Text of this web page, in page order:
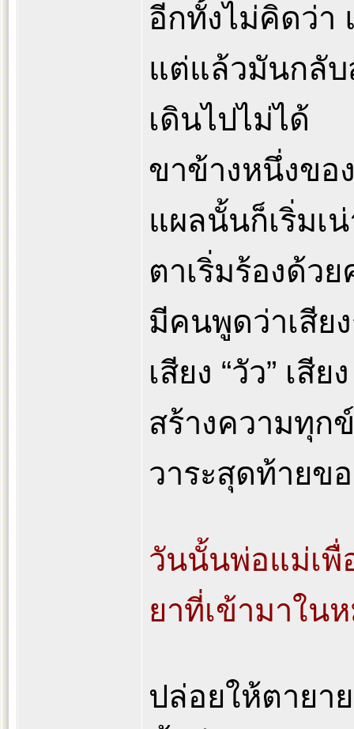
อีกทั้งไม่คิดว่า
แต่แล้วมันกลับ
เดินไปไม่ได้
ขาข้างหนึ่งขอ
แผลนั้นก็เริ่มเ
ตาเริ่มร้องด้ว
มีคนพูดว่าเสีย
เสียง “วัว” เสีย
สร้างความทุก
วาระสุดท้ายข
วันนั้นพ่อแม่เพื่
ยาที่เข้ามาใน
ปล่อยให้ตายา